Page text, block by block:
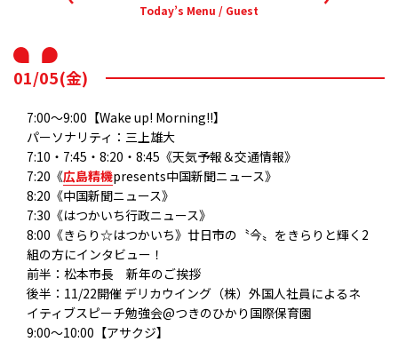
Today’s Menu / Guest
01/05(金)
7:00～9:00【Wake up! Morning!!】
パーソナリティ：三上雄大
7:10・7:45・8:20・8:45《天気予報＆交通情報》
7:20《広島精機presents中国新聞ニュース》
8:20《中国新聞ニュース》
7:30《はつかいち行政ニュース》
8:00《きらり☆はつかいち》廿日市の〝今〟をきらりと輝く2
組の方にインタビュー！
前半：松本市長 新年のご挨拶
後半：11/22開催 デリカウイング（株）外国人社員によるネ
イティブスピーチ勉強会@つきのひかり国際保育園
9:00～10:00【アサクジ】